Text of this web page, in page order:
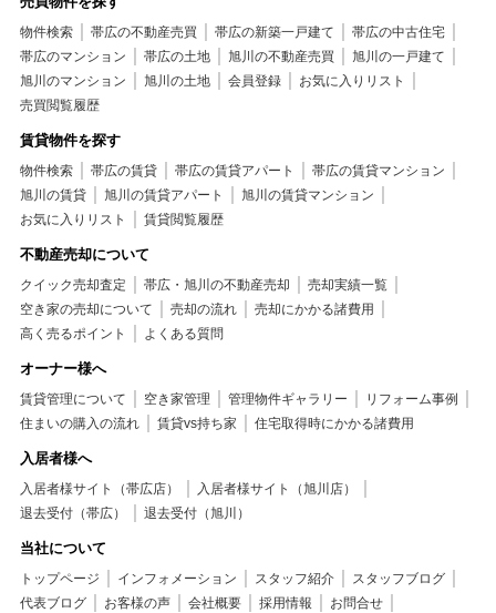
物件検索 帯広の不動産売買 帯広の新築一戸建て
帯広の中古住宅
帯広のマンション
帯広の土地 旭川の不動産売買
旭川の一戸建て
旭川のマンション
旭川の土地 会員登録
お気に入りリスト
売買閲覧履歴
賃貸物件を探す
物件検索 帯広の賃貸 帯広の賃貸アパート
帯広の賃貸マンション
旭川の賃貸
旭川の賃貸アパート
旭川の賃貸マンション
お気に入りリスト
賃貸閲覧履歴
不動産売却について
クイック売却査定 帯広・旭川の不動産売却
売却実績一覧
空き家の売却について
売却の流れ
売却にかかる諸費用
高く売るポイント
よくある質問
オーナー様へ
賃貸管理について 空き家管理 管理物件ギャラリー
リフォーム事例
住まいの購入の流れ
賃貸vs持ち家 住宅取得時にかかる諸費用
入居者様へ
入居者様サイト（帯広店）
入居者様サイト（旭川店）
退去受付（帯広）
退去受付（旭川）
当社について
トップページ インフォメーション スタッフ紹介
スタッフブログ
代表ブログ
お客様の声 会社概要 採用情報
お問合せ